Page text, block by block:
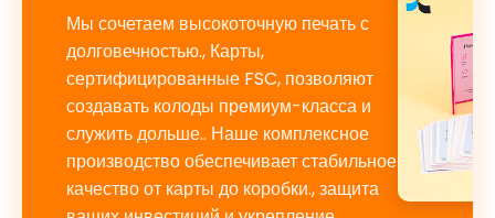
Мы сочетаем высокоточную печать с
долговечностью., Карты,
сертифицированные FSC, позволяют
создавать колоды премиум-класса и
служить дольше.. Наше комплексное
производство обеспечивает стабильное
качество от карты до коробки., защита